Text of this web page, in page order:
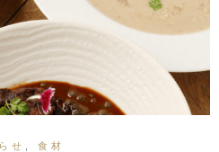
せ 食材